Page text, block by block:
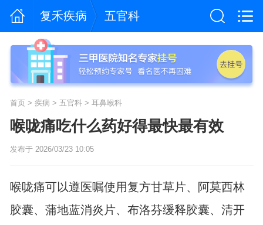
复禾疾病 五官科
首页> 疾病 > 五官科> 耳鼻喉科
喉咙痛吃什么药好得最快最有效
发布于 2026/03/23 10:05
喉咙痛可以遵医嘱使用复方甘草片、阿莫西林
胶囊、蒲地蓝消炎片、布洛芬缓释胶囊、清开